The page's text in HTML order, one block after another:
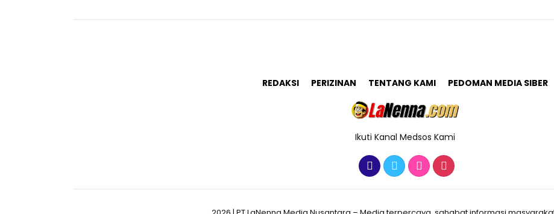
REDAKSI PERIZINAN TENTANG KAMI PEDOMAN MEDIA SIBER
Ikuti Kanal Medsos Kami